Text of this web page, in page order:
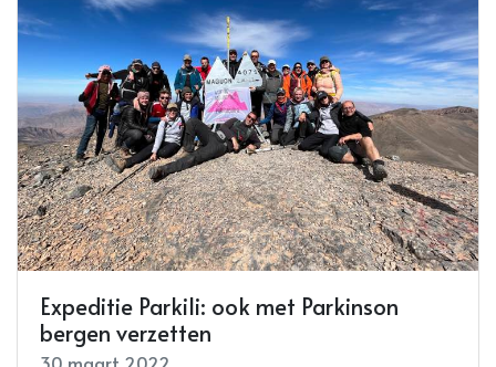
Expeditie Parkili: ook met Parkinson
bergen verzetten